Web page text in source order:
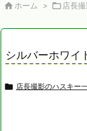
 ホーム >  店長
シルバーホワイ
 店長撮影のハスキー